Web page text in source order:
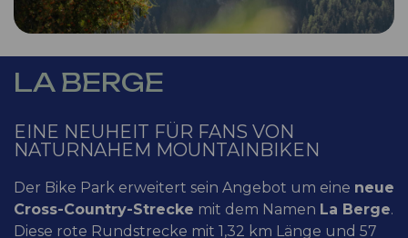
LA BERGE
EINE NEUHEIT FÜR FANS VON
NATURNAHEM MOUNTAINBIKEN
Der Bike Park erweitert sein Angebot um eine neue
Cross-Country-Strecke mit dem Namen La Berge.
Diese rote Rundstrecke mit 1,32 km Länge und 57